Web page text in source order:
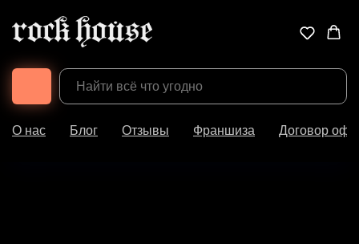
О нас Блог Отзывы Франшиза Договор